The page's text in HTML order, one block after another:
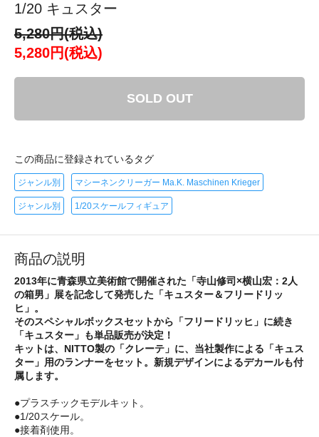
1/20 キュスター
5,280円(税込)
5,280円(税込)
SOLD OUT
この商品に登録されているタグ
ジャンル別 マシーネンクリーガー Ma.K. Maschinen Krieger
ジャンル別 1/20スケールフィギュア
商品の説明
2013年に青森県立美術館で開催された「寺山修司×横山宏：2人
の箱男」展を記念して発売した「キュスター＆フリードリッ
ヒ」。
そのスペシャルボックスセットから「フリードリッヒ」に続き
「キュスター」も単品販売が決定！
キットは、NITTO製の「クレーテ」に、当社製作による「キュス
ター」用のランナーをセット。新規デザインによるデカールも付
属します。
●プラスチックモデルキット。
●1/20スケール。
●接着剤使用。